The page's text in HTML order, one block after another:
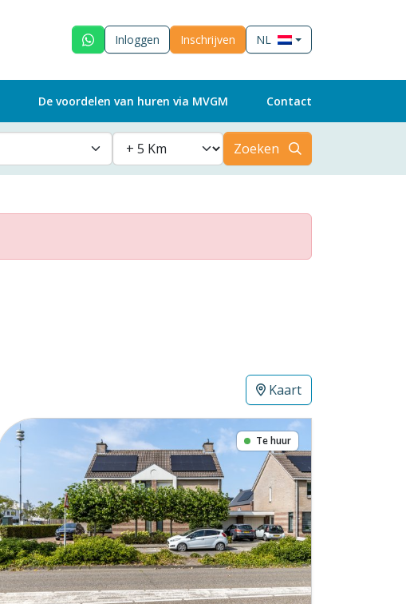
Inloggen Inschrijven NL
De voordelen van huren via MVGM Contact
Zoeken
Kaart
Te huur